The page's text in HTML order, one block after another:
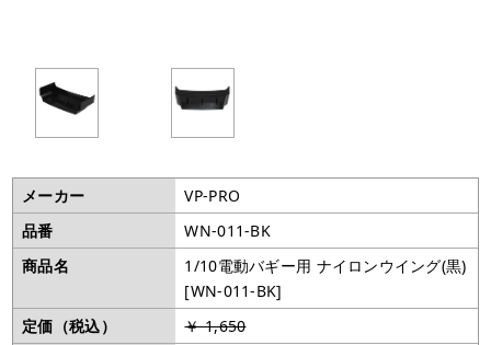
メーカー
VP-PRO
品番
WN-011-BK
商品名
1/10電動バギー用 ナイロンウイング(黒)
[WN-011-BK]
定価（税込）
￥ 1,650